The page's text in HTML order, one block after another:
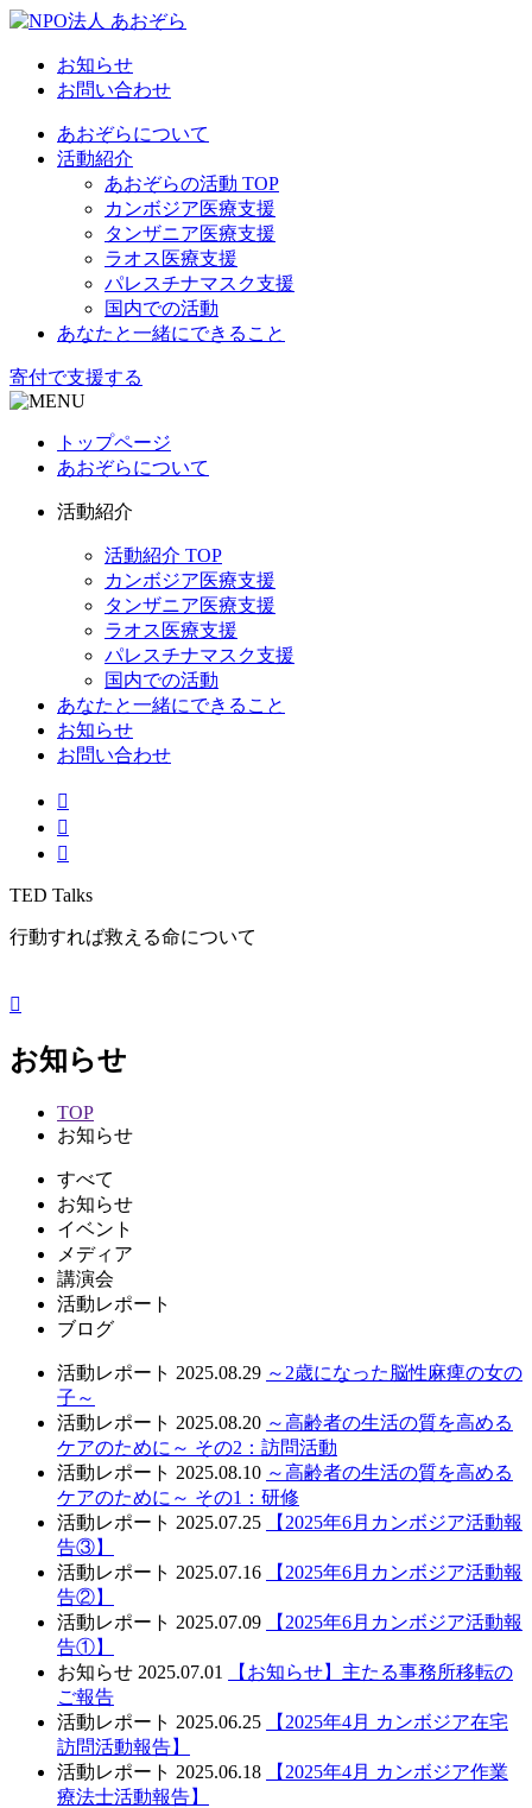
お知らせ
お問い合わせ
あおぞらについて
活動紹介
あおぞらの活動 TOP
カンボジア医療支援
タンザニア医療支援
ラオス医療支援
パレスチナマスク支援
国内での活動
あなたと一緒にできること
寄付で支援する
トップページ
あおぞらについて
活動紹介
活動紹介 TOP
カンボジア医療支援
タンザニア医療支援
ラオス医療支援
パレスチナマスク支援
国内での活動
あなたと一緒にできること
お知らせ
お問い合わせ
TED Talks
行動すれば救える命について
お知らせ
TOP
お知らせ
すべて
お知らせ
イベント
メディア
講演会
活動レポート
ブログ
活動レポート 2025.08.29 ～2歳になった脳性麻痺の女の
子～
活動レポート 2025.08.20 ～高齢者の生活の質を高める
ケアのために～ その2：訪問活動
活動レポート 2025.08.10 ～高齢者の生活の質を高める
ケアのために～ その1：研修
活動レポート 2025.07.25
【2025年6月カンボジア活動報
告③】
活動レポート 2025.07.16
【2025年6月カンボジア活動報
告②】
活動レポート 2025.07.09
【2025年6月カンボジア活動報
告①】
お知らせ 2025.07.01
【お知らせ】主たる事務所移転の
ご報告
活動レポート 2025.06.25
【2025年4月 カンボジア在宅
訪問活動報告】
活動レポート 2025.06.18
【2025年4月 カンボジア作業
療法士活動報告】